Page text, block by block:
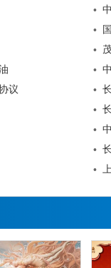
•
•
•
•
议 •
•
•
•
•